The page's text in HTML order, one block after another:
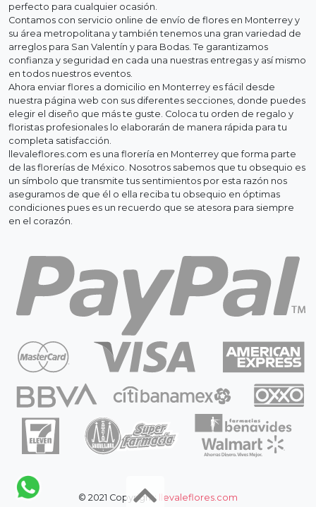
perfecto para cualquier ocasión.
Contamos con servicio online de envío de flores en Monterrey y
su área metropolitana y también tenemos una gran variedad de
arreglos para San Valentín y para Bodas. Te garantizamos
confianza y seguridad en cada una nuestras entregas y así mismo
en todos nuestros eventos.
Ahora enviar flores a domicilio en Monterrey es fácil desde
nuestra página web con sus diferentes secciones, donde puedes
elegir el diseño que más te guste. Coloca tu orden de regalo y
floristas profesionales lo elaborarán de manera rápida para tu
completa satisfacción.
llevaleflores.com es una florería en Monterrey que forma parte
de las florerías de México. Nosotros sabemos que tu obsequio es
un símbolo que transmite tus sentimientos por esta razón nos
aseguramos de que él o ella reciba tu obsequio en óptimas
condiciones pues es un recuerdo que se atesora para siempre
en el corazón.
© 2021 Copyright: llevaleflores.com